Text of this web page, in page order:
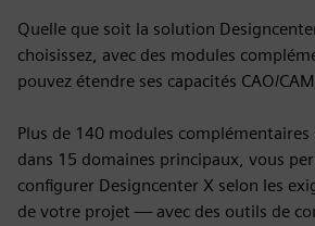
Quelle que soit la solution
choisissez, avec des modules
pouvez étendre ses capacités CAO/
Plus de 140 modules
dans 15 domaines principaux, vous
configurer Designcenter X selon les
de votre projet — avec des outils de